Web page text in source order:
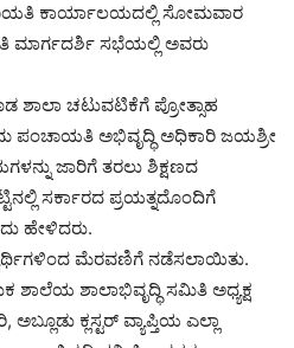
ಕಾರ್ಯಾಲಯದಲ್ಲಿ ಸೋಮವಾರ
ಮಾರ್ಗದರ್ಶಿ ಸಭೆಯಲ್ಲಿ ಅವರು
ಚಟುವಟಿಕೆಗೆ ಪ್ರೋತ್ಸಾಹ
ಪಂಚಾಯತಿ ಅಭಿವೃದ್ಧಿ ಅಧಿಕಾರಿ ಜಯಶ್ರೀ
ಜಾರಿಗೆ ತರಲು ಶಿಕ್ಷಣದ
ಸರ್ಕಾರದ ಪ್ರಯತ್ನದೊಂದಿಗೆ
ಹೇಳಿದರು.
ಮೆರವಣಿಗೆ ನಡೆಸಲಾಯಿತು.
ಶಾಲೆಯ ಶಾಲಾಭಿವೃದ್ಧಿ ಸಮಿತಿ ಅಧ್ಯಕ್ಷ
ಅಬ್ಲೂಡು ಕ್ಲಸ್ಟರ್ ವ್ಯಾಪ್ತಿಯ ಎಲ್ಲಾ